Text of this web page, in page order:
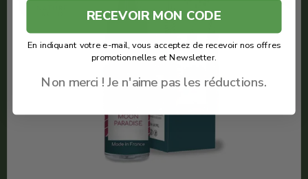
RECEVOIR MON CODE
En indiquant votre e-mail, vous acceptez de recevoir nos offres
promotionnelles et Newsletter.
Non merci ! Je n'aime pas les réductions.